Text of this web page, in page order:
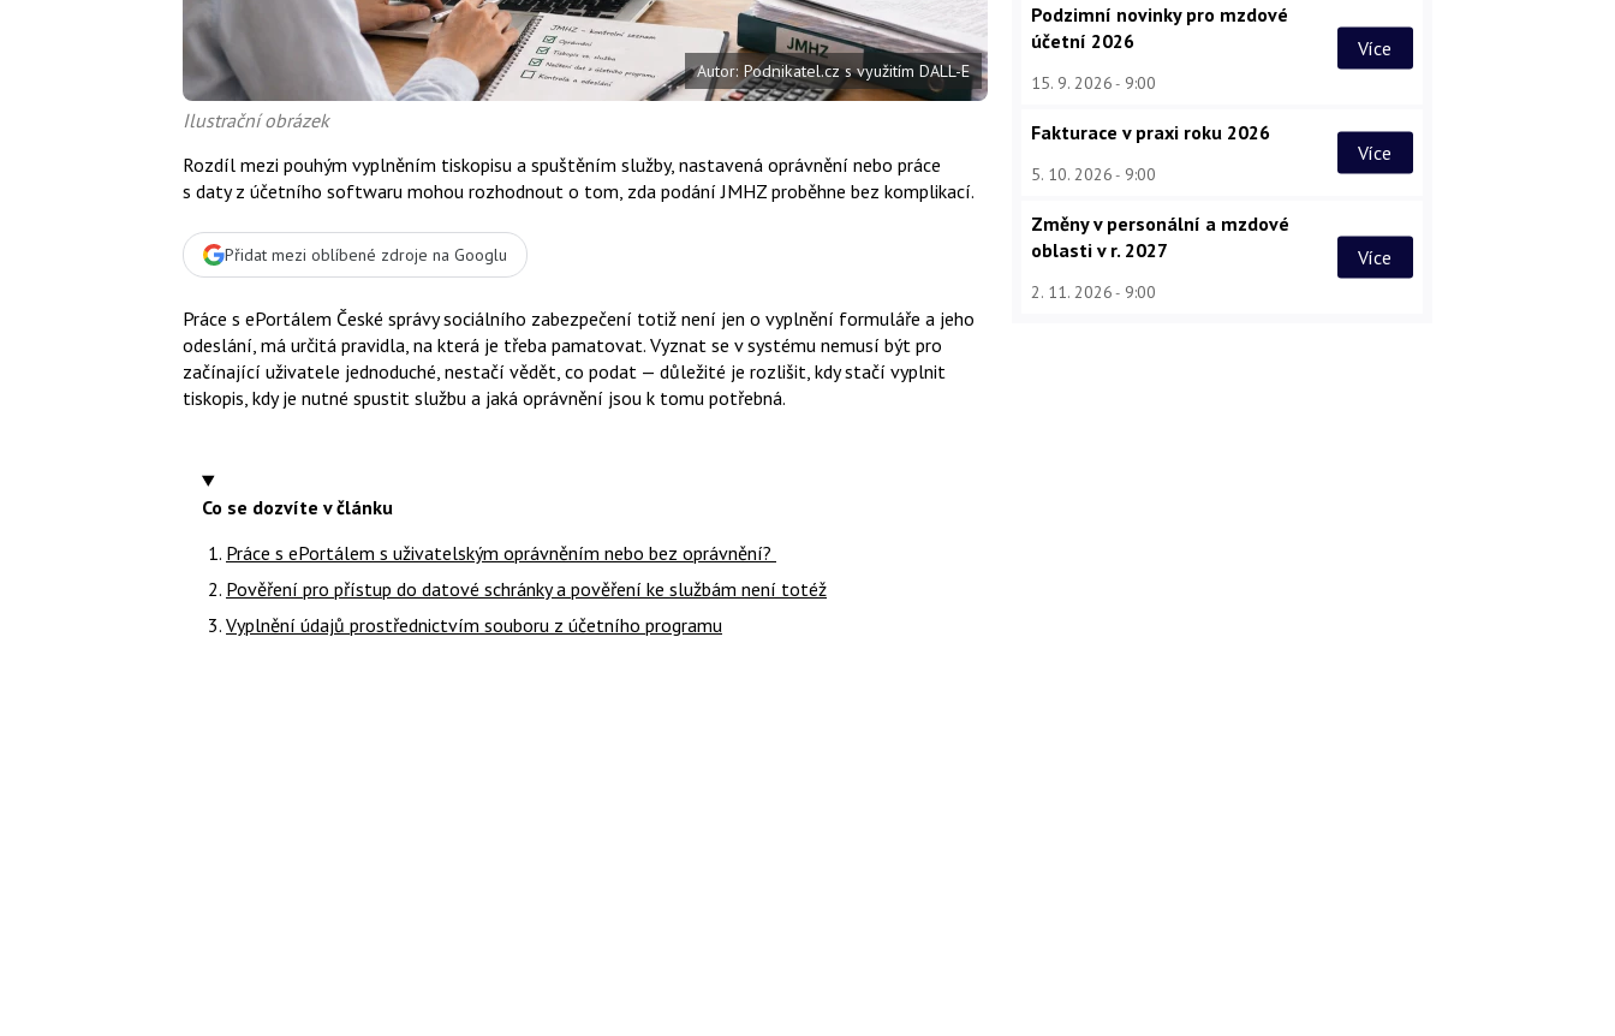
Autor: Podnikatel.cz s využitím DALL-E
Ilustrační obrázek
Rozdíl mezi pouhým vyplněním tiskopisu a spuštěním služby, nastavená oprávnění nebo práce
s daty z účetního softwaru mohou rozhodnout o tom, zda podání JMHZ proběhne bez komplikací.
Přidat mezi oblíbené zdroje na Googlu
Práce s ePortálem České správy sociálního zabezpečení totiž není jen o vyplnění formuláře a jeho
odeslání, má určitá pravidla, na která je třeba pamatovat. Vyznat se v systému nemusí být pro
začínající uživatele jednoduché, nestačí vědět, co podat — důležité je rozlišit, kdy stačí vyplnit
tiskopis, kdy je nutné spustit službu a jaká oprávnění jsou k tomu potřebná.
Co se dozvíte v článku
Práce s ePortálem s uživatelským oprávněním nebo bez oprávnění?
Pověření pro přístup do datové schránky a pověření ke službám není totéž
Vyplnění údajů prostřednictvím souboru z účetního programu
Podzimní novinky pro mzdové
účetní 2026
15. 9. 2026 9:00
Více
Fakturace v praxi roku 2026
5. 10. 2026 9:00
Více
Změny v personální a mzdové
oblasti v r. 2027
2. 11. 2026 9:00
Více